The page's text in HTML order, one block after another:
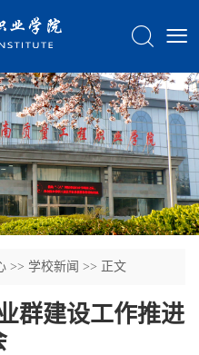
>> 学校新闻 >> 正文
群建设工作推进